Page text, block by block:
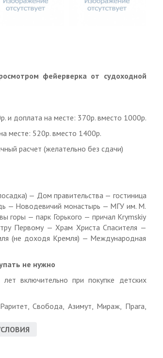
фейерверка от судоходной
и доплата на месте: 370р. вместо 1000р.
месте: 520р. вместо 1400р.
расчет (желательно без сдачи)
— Дом правительства — гостиница
— Новодевичий монастырь — МГУ им. М.
горы — парк Горького — причал Krymskiy
Первому — Храм Христа Спасителя —
(не доходя Кремля) — Международная
не нужно
включительно при покупке детских
Свобода, Азимут, Мираж, Прага,
питания, безалкогольные напитки и